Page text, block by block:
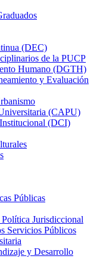
(DEC)
de la PUCP
Humano (DGTH)
y Evaluación
(CAPU)
(DCI)
Públicas
Jurisdiccional
Servicios Públicos
y Desarrollo